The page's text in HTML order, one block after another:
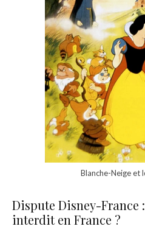
Blanche-Neige et
Dispute Disney-France :
interdit en France ?